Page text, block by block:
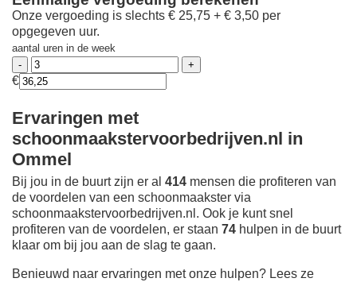
Onze vergoeding is slechts € 25,75 + € 3,50 per
opgegeven uur.
aantal uren in de week
€
Ervaringen met
schoonmaakstervoorbedrijven.nl in
Ommel
Bij jou in de buurt zijn er al 414 mensen die profiteren van
de voordelen van een schoonmaakster via
schoonmaakstervoorbedrijven.nl. Ook je kunt snel
profiteren van de voordelen, er staan 74 hulpen in de buurt
klaar om bij jou aan de slag te gaan.
Benieuwd naar ervaringen met onze hulpen? Lees ze